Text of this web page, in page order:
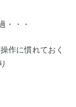
・・・
作に慣れておく